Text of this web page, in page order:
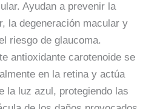
Ayudan a prevenir la
la degeneración macular y
riesgo de glaucoma.
antioxidante carotenoide se
en la retina y actúa
la luz azul, protegiendo las